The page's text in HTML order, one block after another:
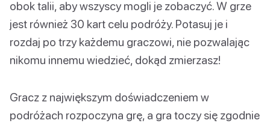
obok talii, aby wszyscy mogli je zobaczyć. W grze
jest również 30 kart celu podróży. Potasuj je i
rozdaj po trzy każdemu graczowi, nie pozwalając
nikomu innemu wiedzieć, dokąd zmierzasz!
Gracz z największym doświadczeniem w
podróżach rozpoczyna grę, a gra toczy się zgodnie